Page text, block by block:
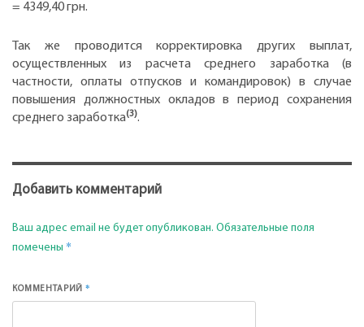
= 4349,40 грн.
Так же проводится корректировка других выплат,
осуществленных из расчета среднего заработка (в
частности, оплаты отпусков и командировок) в случае
повышения должностных окладов в период сохранения
среднего заработка(3).
Добавить комментарий
Ваш адрес email не будет опубликован. Обязательные поля
помечены *
КОММЕНТАРИЙ*